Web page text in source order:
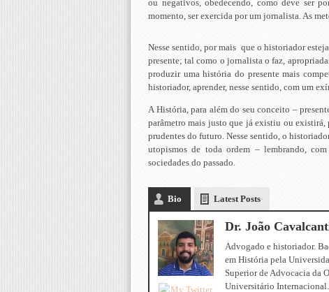
ou negativos, obedecendo, como deve ser
momento, ser exercida por um jornalista. As
Nesse sentido, por mais que o historiador
presente; tal como o jornalista o faz,
produzir uma história do presente mais
historiador, aprender, nesse sentido, com um
A História, para além do seu conceito –
parâmetro mais justo que já existiu ou existirá,
prudentes do futuro. Nesse sentido, o
utopismos de toda ordem – lembrando,
sociedades do passado.
Bio Latest Posts
Dr. João
Advogado e historiador.
em História pela
Superior de Advocacia da
Universitário